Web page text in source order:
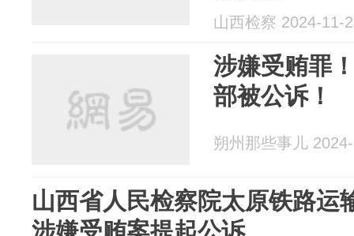
山西检察 2024-11-
涉嫌受贿罪
部被公诉！
朔州那些事儿
山西省人民检察院太原铁路运